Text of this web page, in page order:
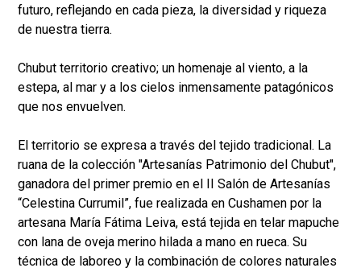
futuro, reflejando en cada pieza, la diversidad y riqueza
de nuestra tierra.
Chubut territorio creativo; un homenaje al viento, a la
estepa, al mar y a los cielos inmensamente patagónicos
que nos envuelven.
El territorio se expresa a través del tejido tradicional. La
ruana de la colección "Artesanías Patrimonio del Chubut",
ganadora del primer premio en el II Salón de Artesanías
“Celestina Currumil”, fue realizada en Cushamen por la
artesana María Fátima Leiva, está tejida en telar mapuche
con lana de oveja merino hilada a mano en rueca. Su
técnica de laboreo y la combinación de colores naturales